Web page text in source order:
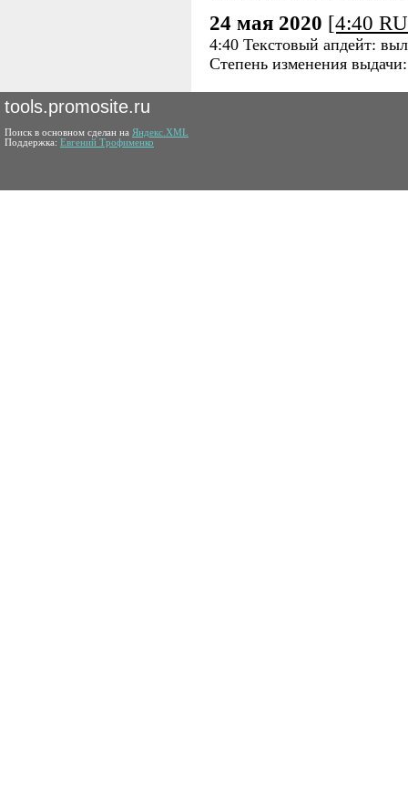
24 мая 2020 [4:40
4:40 Текстовый апдейт:
Степень изменения
tools.promosite.ru
Поиск в основном сделан на Яндекс.XML
Поддержка: Евгений Трофименко